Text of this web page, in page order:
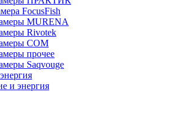
FocusFish
MURENA
Rivotek
СОМ
прочее
Saqvouge
и энергия